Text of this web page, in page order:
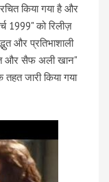
किया गया है और
1999" को रिलीज़
और प्रतिभाशाली
और सैफ अली खान"
जारी किया गया